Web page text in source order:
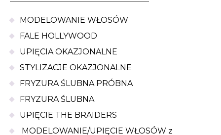
MODELOWANIE WŁOSÓW
FALE HOLLYWOOD
UPIĘCIA OKAZJONALNE
STYLIZACJE OKAZJONALNE
FRYZURA ŚLUBNA PRÓBNA
FRYZURA ŚLUBNA
UPIĘCIE THE BRAIDERS
MODELOWANIE/UPIĘCIE WŁOSÓW z